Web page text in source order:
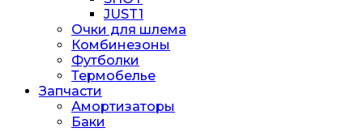
JUST1
Очки для шлема
Комбинезоны
Футболки
Термобелье
Запчасти
Амортизаторы
Баки